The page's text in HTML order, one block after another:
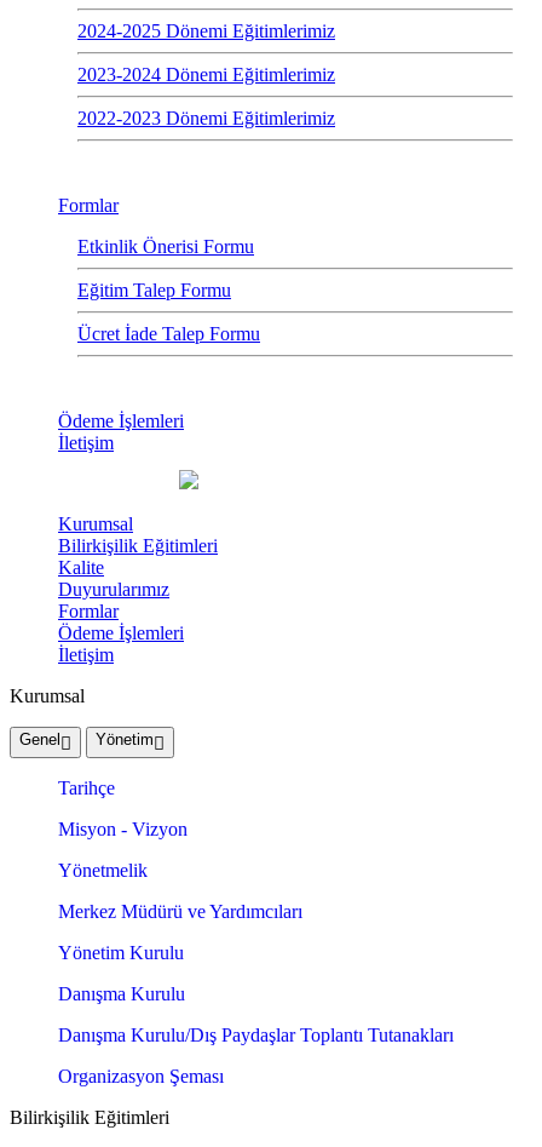
2024-2025 Dönemi Eğitimlerimiz
2023-2024 Dönemi Eğitimlerimiz
2022-2023 Dönemi Eğitimlerimiz
Formlar
Etkinlik Önerisi Formu
Eğitim Talep Formu
Ücret İade Talep Formu
Ödeme İşlemleri
İletişim
Kurumsal
Bilirkişilik Eğitimleri
Kalite
Duyurularımız
Formlar
Ödeme İşlemleri
İletişim
Kurumsal
Genel Yönetim
Tarihçe
Misyon - Vizyon
Yönetmelik
Merkez Müdürü ve Yardımcıları
Yönetim Kurulu
Danışma Kurulu
Danışma Kurulu/Dış Paydaşlar Toplantı Tutanakları
Organizasyon Şeması
Bilirkişilik Eğitimleri